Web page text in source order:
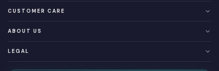
SALDI
CUSTOMER CARE
ABOUT US
LEGAL